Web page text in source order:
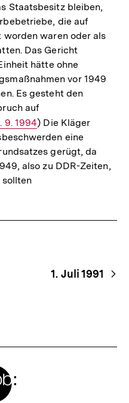
Staatsbesitz bleiben,
die auf
waren oder als
Das Gericht
hätte ohne
vor 1949
Es gesteht den
auf
9. 1994) Die Kläger
eine
gerügt, da
also zu DDR-Zeiten,
sollten
1. Juli 1991